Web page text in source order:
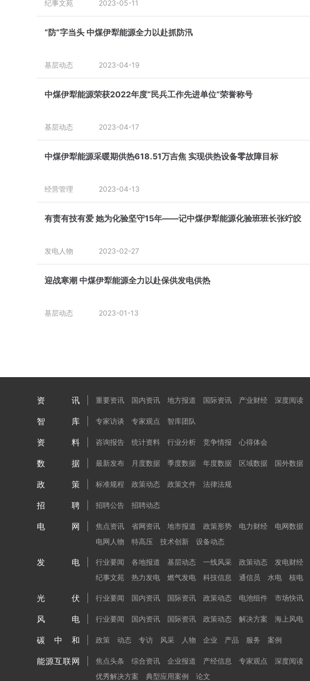
纪事文苑 2023-05-11
“防”字当头 中煤伊犁能源全力以赴抓防汛
基层动态 2023-04-19
中煤伊犁能源荣获2022年度“民兵工作先进单位”荣誉称号
基层动态 2023-04-17
中煤伊犁能源采暖期供热618.51万吉焦 实现供热设备零故障目标
经营管理 2023-04-13
有责有技有爱 她为化验坚守15年——记中煤伊犁能源化验班班长张竚皎
发电人物 2023-02-27
迎战寒潮 中煤伊犁能源全力以赴保供发电供热
基层动态 2023-01-13
资讯 重要资讯 国内资讯 地方报道 国际资讯 产业财经 深度阅读
智库 专家访谈 专家观点 智库团队
资料 咨询报告 统计资料 行业分析 竞争情报 心得体会
数据 最新发布 月度数据 季度数据 年度数据 区域数据 国外数据
政策 标准规程 政策动态 政策文件 法律法规
招聘 招聘公告 招聘动态
电网 焦点资讯 省网资讯 地市报道 政策形势 电力财经 电网数据
电网人物
特高压 技术创新 设备动态
发电 行业要闻 各地报道 基层动态 一线风采 政策动态 发电财经
纪事文苑
热力发电 燃气发电 科技信息 通信员 水电 核电
光伏 行业要闻 国内资讯 国际资讯 政策动态 电池组件 市场快讯
风电 行业要闻 国内资讯 国际资讯 政策动态 解决方案 海上风电
碳中和 政策 动态 专访 风采 人物 企业 产品 服务 案例
能源互联网 焦点头条 综合资讯 企业报道 产经信息 专家观点 深度阅读
优秀解决方案
典型应用案例 论文